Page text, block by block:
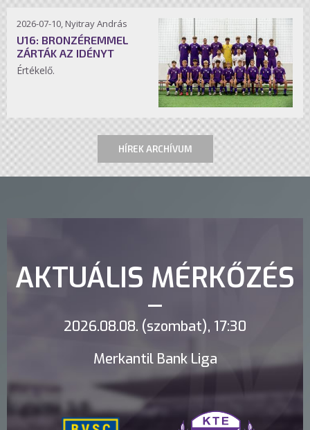
2026-07-10, Nyitray András
U16: BRONZÉREMMEL
ZÁRTÁK AZ IDÉNYT
Értékelő.
HÍREK ARCHÍVUM
AKTUÁLIS MÉRKŐZÉS
2026.08.08. (szombat), 17:30
Merkantil Bank Liga